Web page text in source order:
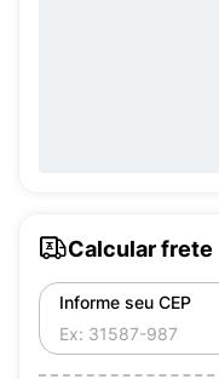
Calcular frete
Informe seu CEP